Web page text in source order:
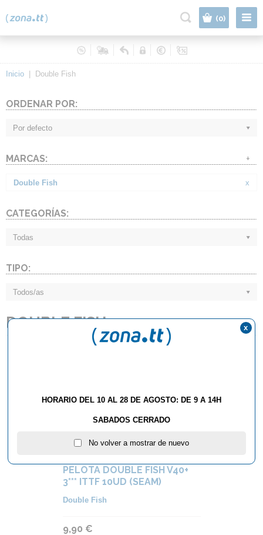
(0)
Inicio Double Fish
ORDENAR POR:
Por defecto
MARCAS: +
Double Fish x
CATEGORÍAS:
Todas
TIPO:
Todos/as
DOUBLE FISH
PELOTA DOUBLE FISH V40+
3*** ITTF 10UD (SEAM)
Double Fish
9,90 €
HORARIO DEL 10 AL 28 DE AGOSTO: DE 9 A 14H
SABADOS CERRADO
No volver a mostrar de nuevo
x